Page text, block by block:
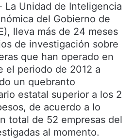
La Unidad de Inteligencia
del Gobierno de
lleva más de 24 meses
de investigación sobre
que han operado en
el periodo de 2012 a
un quebranto
estatal superior a los 2
de acuerdo a lo
total de 52 empresas del
al momento.